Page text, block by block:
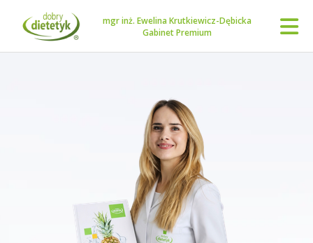
mgr inż. Ewelina Krutkiewicz-Dębicka
Gabinet Premium